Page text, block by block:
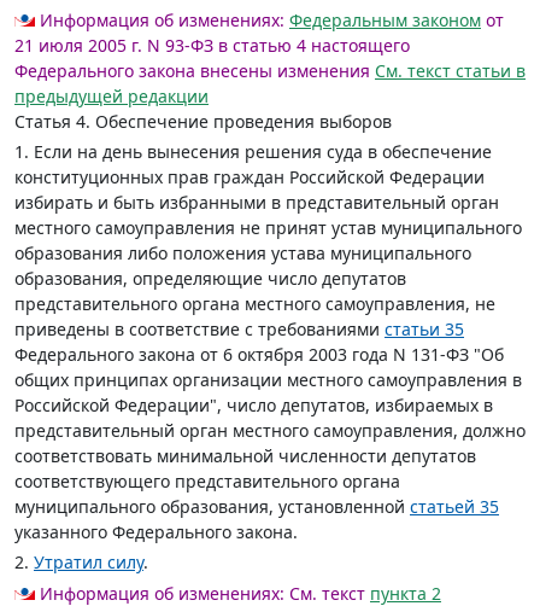
Информация об изменениях: Федеральным законом от
21 июля 2005 г. N 93-ФЗ в статью 4 настоящего
Федерального закона внесены изменения См. текст статьи в
предыдущей редакции
Статья 4. Обеспечение проведения выборов
1. Если на день вынесения решения суда в обеспечение
конституционных прав граждан Российской Федерации
избирать и быть избранными в представительный орган
местного самоуправления не принят устав муниципального
образования либо положения устава муниципального
образования, определяющие число депутатов
представительного органа местного самоуправления, не
приведены в соответствие с требованиями статьи 35
Федерального закона от 6 октября 2003 года N 131-ФЗ "Об
общих принципах организации местного самоуправления в
Российской Федерации", число депутатов, избираемых в
представительный орган местного самоуправления, должно
соответствовать минимальной численности депутатов
соответствующего представительного органа
муниципального образования, установленной статьей 35
указанного Федерального закона.
2. Утратил силу.
Информация об изменениях: См. текст пункта 2